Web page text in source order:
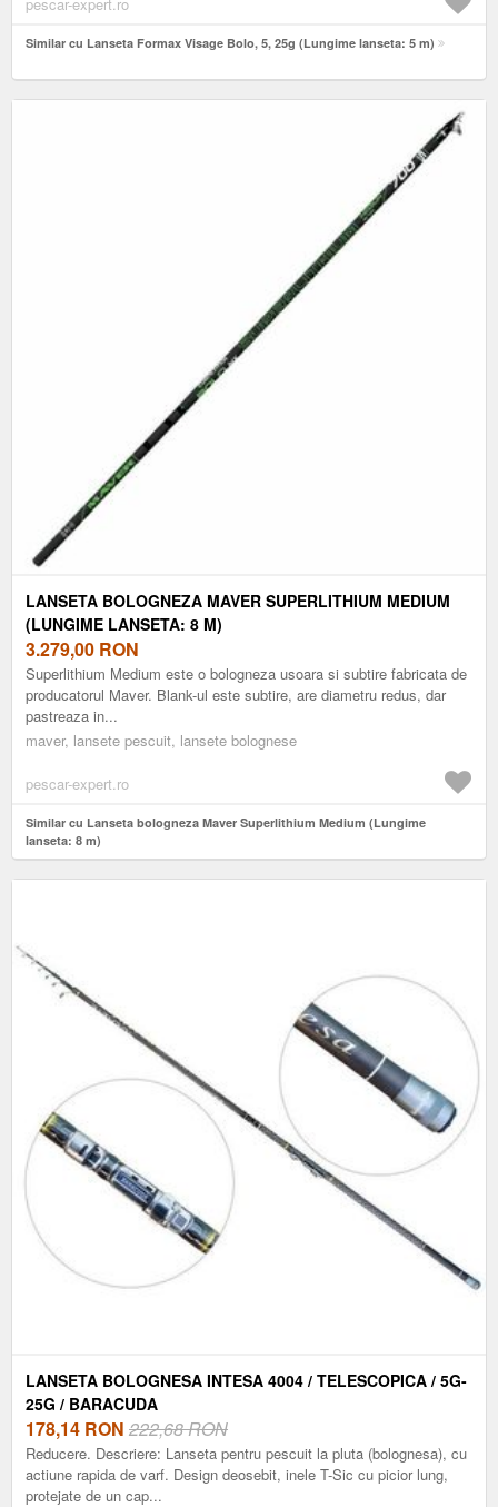
Similar cu Lanseta Formax Visage Bolo, 5, 25g (Lungime lanseta: 5 m)
LANSETA BOLOGNEZA MAVER SUPERLITHIUM MEDIUM
(LUNGIME LANSETA: 8 M)
3.279,00 RON
Superlithium Medium este o bologneza usoara si subtire fabricata de
producatorul Maver. Blank-ul este subtire, are diametru redus, dar
pastreaza in...
maver, lansete pescuit, lansete bolognese
pescar-expert.ro
Similar cu Lanseta bologneza Maver Superlithium Medium (Lungime
lanseta: 8 m)
LANSETA BOLOGNESA INTESA 4004 / TELESCOPICA / 5G-
25G / BARACUDA
178,14 RON 222,68 RON
Reducere. Descriere: Lanseta pentru pescuit la pluta (bolognesa), cu
actiune rapida de varf. Design deosebit, inele T-Sic cu picior lung,
protejate de un cap...